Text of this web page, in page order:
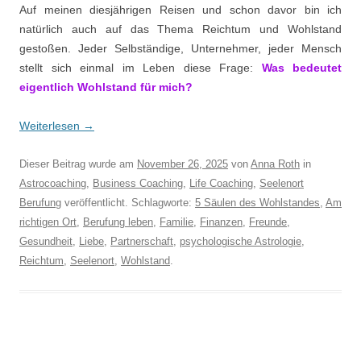
Auf meinen diesjährigen Reisen und schon davor bin ich
natürlich auch auf das Thema Reichtum und Wohlstand
gestoßen. Jeder Selbständige, Unternehmer, jeder Mensch
stellt sich einmal im Leben diese Frage: Was bedeutet
eigentlich Wohlstand für mich?
Weiterlesen →
Dieser Beitrag wurde am November 26, 2025 von Anna Roth in
Astrocoaching, Business Coaching, Life Coaching, Seelenort
Berufung veröffentlicht. Schlagworte: 5 Säulen des Wohlstandes, Am
richtigen Ort, Berufung leben, Familie, Finanzen, Freunde,
Gesundheit, Liebe, Partnerschaft, psychologische Astrologie,
Reichtum, Seelenort, Wohlstand.